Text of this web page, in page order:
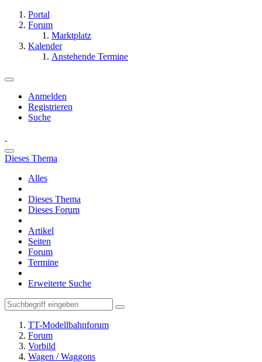
Portal
Forum
Marktplatz
Kalender
Anstehende Termine
Anmelden
Registrieren
Suche
Dieses Thema
Alles
Dieses Thema
Dieses Forum
Artikel
Seiten
Forum
Termine
Erweiterte Suche
TT-Modellbahnforum
Forum
Vorbild
Wagen / Waggons